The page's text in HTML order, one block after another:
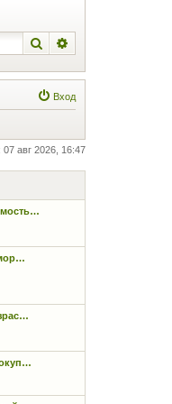
Поиск
Вход
авг 2026, 16:47